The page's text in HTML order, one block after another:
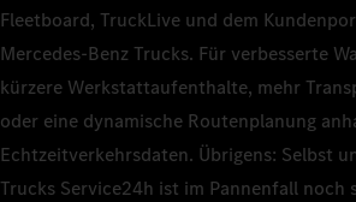
Fleetboard, TruckLive und dem
Mercedes‑Benz Trucks. Für verbesserte
kürzere Werkstattaufenthalte, mehr
oder eine dynamische Routenplanung
Echtzeitverkehrsdaten. Übrigens: Selbst
Trucks Service24h ist im Pannenfall noch